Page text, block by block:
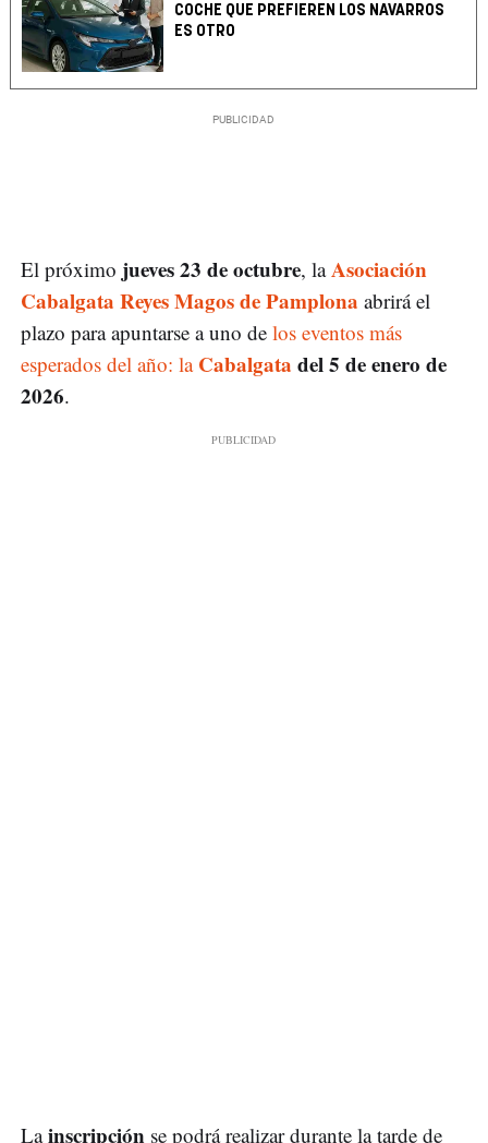
COCHE QUE PREFIEREN LOS NAVARROS
ES OTRO
El próximo jueves 23 de octubre, laAsociación
Cabalgata Reyes Magos de Pamplona abrirá el
plazo para apuntarse a uno de los eventos más
esperados del año: la Cabalgata del 5 de enero de
2026.
Lainscripción se podrá realizar durante la tarde de